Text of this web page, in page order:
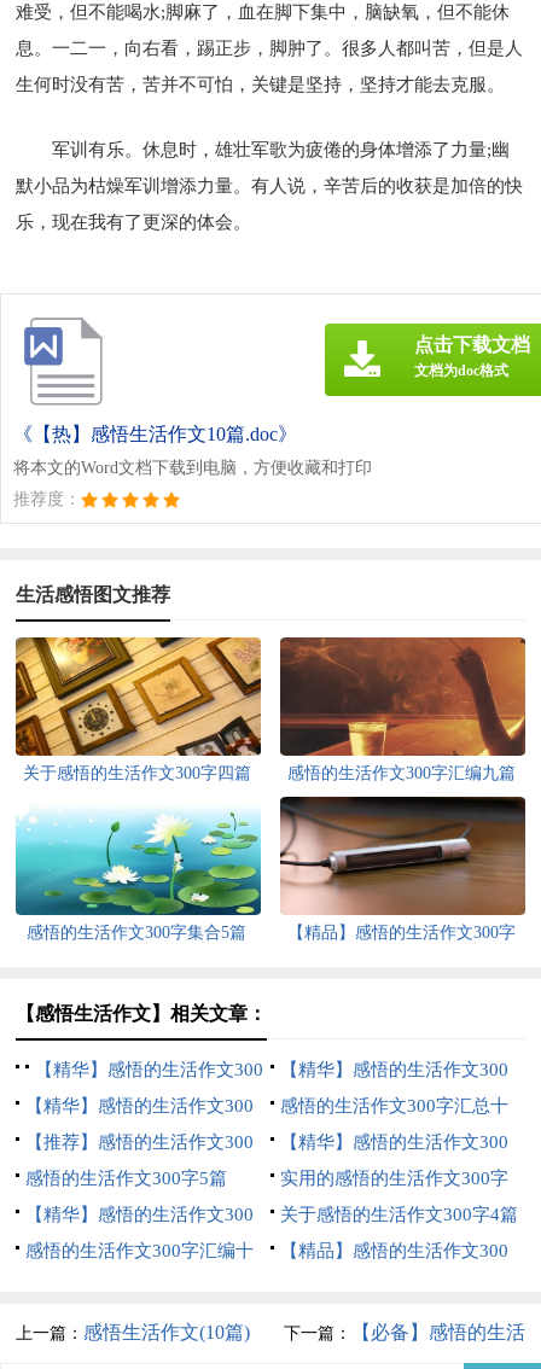
难受，但不能喝水;脚麻了，血在脚下集中，脑缺氧，但不能休
息。一二一，向右看，踢正步，脚肿了。很多人都叫苦，但是人
生何时没有苦，苦并不可怕，关键是坚持，坚持才能去克服。
军训有乐。休息时，雄壮军歌为疲倦的身体增添了力量;幽
默小品为枯燥军训增添力量。有人说，辛苦后的收获是加倍的快
乐，现在我有了更深的体会。
《【热】感悟生活作文10篇.doc》
将本文的Word文档下载到电脑，方便收藏和打印
推荐度：
点击下载文档
文档为doc格式
生活感悟图文推荐
关于感悟的生活作文300字四篇 感悟的生活作文300字汇编九篇
感悟的生活作文300字集合5篇
【精品】感悟的生活作文300字
【感悟生活作文】相关文章：
【精华】感悟的生活作文300
字集锦十篇
【精华】感悟的生活作文300
字汇总5篇
【精华】感悟的生活作文300
字汇总8篇
感悟的生活作文300字汇总十
篇
【推荐】感悟的生活作文300
字集锦10篇
【精华】感悟的生活作文300
字集合6篇
感悟的生活作文300字5篇
实用的感悟的生活作文300字
汇总九篇
【精华】感悟的生活作文300
字汇编8篇
关于感悟的生活作文300字4篇
感悟的生活作文300字汇编十
【精品】感悟的生活作文300
上一篇：感悟生活作文(10篇) 下一篇：
【必备】感悟的生活